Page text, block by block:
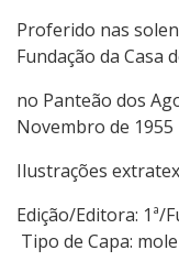
Proferido nas
Fundação da Casa
no Panteão dos
Novembro de 1955
Ilustrações
Edição/Editora:
Tipo de Capa: mole